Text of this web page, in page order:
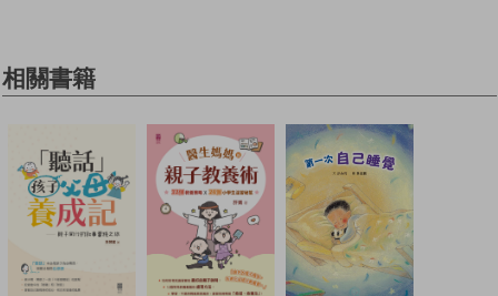
相關書籍